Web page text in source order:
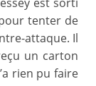
tenter de
attaque. Il
un carton
rien pu faire